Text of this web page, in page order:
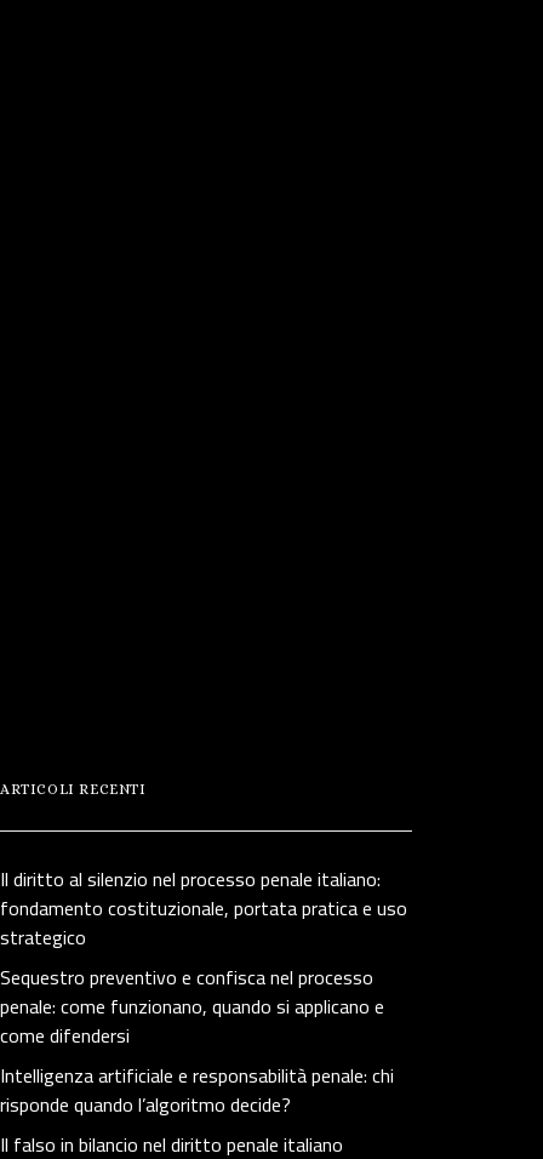
ARTICOLI RECENTI
Il diritto al silenzio nel processo penale italiano:
fondamento costituzionale, portata pratica e uso
strategico
Sequestro preventivo e confisca nel processo
penale: come funzionano, quando si applicano e
come difendersi
Intelligenza artificiale e responsabilità penale: chi
risponde quando l’algoritmo decide?
Il falso in bilancio nel diritto penale italiano